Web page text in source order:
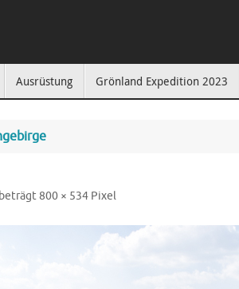
Ausrüstung Grönland Expedition 2023
800 × 534Pixel